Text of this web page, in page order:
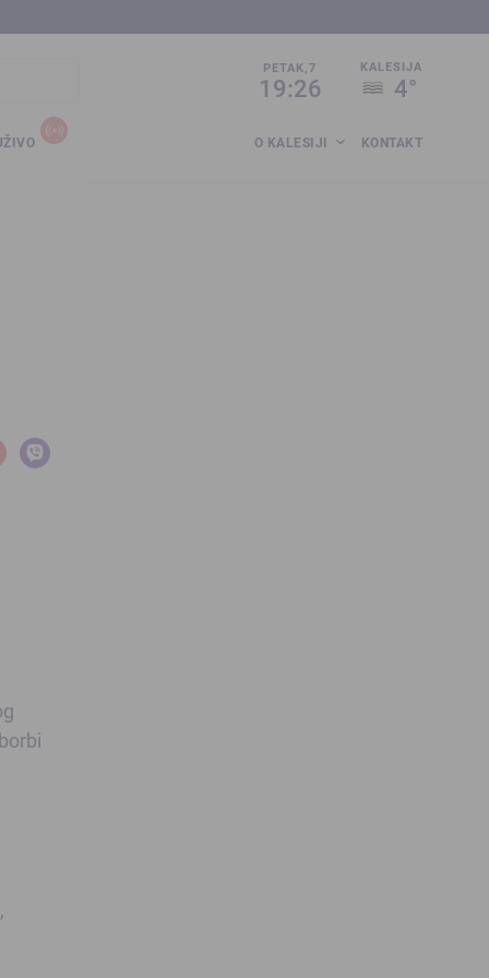
PETAK,7
19:26
KALESIJA
4°
O KALESIJI KONTAKT